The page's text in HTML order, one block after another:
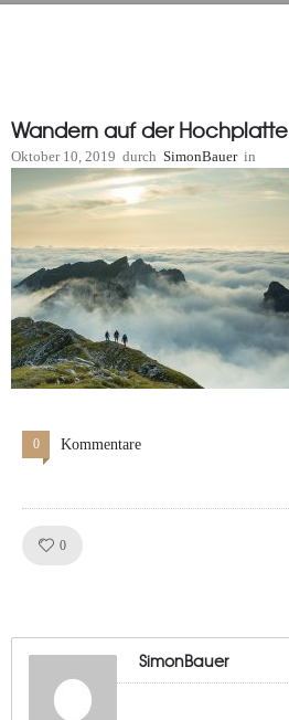
Wandern auf der Hochplatte
Oktober 10, 2019 durch SimonBauer in
0 Kommentare
0
SimonBauer